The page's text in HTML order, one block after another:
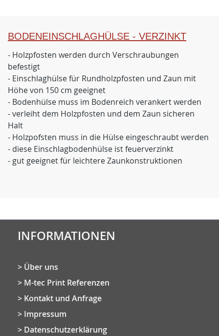
BODENEINSCHLAGHÜLSE - VERZINKT
- Holzpfosten werden durch Verschraubungen
befestigt
- Einschlaghülse für Rundholzpfosten und Zaun mit
Höhe von 150 cm geeignet
- Bodenhülse muss im Bodenreich verankert werden
- verleiht dem Holzpfosten und dem Zaun sicheren
Halt
- Holzpofsten muss in die Hülse eingeschraubt werden
- diese Einschlagbodenhülse ist feuerverzinkt
- gut geeignet für leichtere Zaunkonstruktionen
INFORMATIONEN
Über uns
M-tec Print Referenzen
Kontakt und Anfrage
Impressum
Datenschutzerklärung